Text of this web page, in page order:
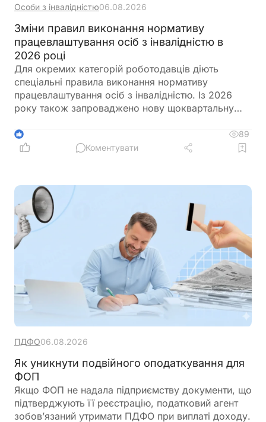
Особи з інвалідністю06.08.2026
Зміни правил виконання нормативу
працевлаштування осіб з інвалідністю в
2026 році
Для окремих категорій роботодавців діють
спеціальні правила виконання нормативу
працевлаштування осіб з інвалідністю. Із 2026
року також запроваджено нову щоквартальну
внеску у разі невиконання нормативу
1
89
Коментувати
ПДФО06.08.2026
Як уникнути подвійного оподаткування для
ФОП
Якщо ФОП не надала підприємству документи, що
підтверджують її реєстрацію, податковий агент
зобов’язаний утримати ПДФО при виплаті доходу.